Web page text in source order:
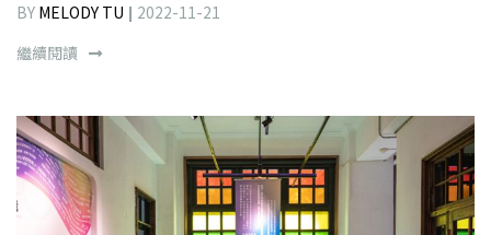
BY MELODY TU
2022-11-21
繼續閱讀